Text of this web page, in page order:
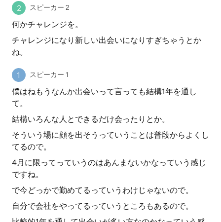
スピーカー 2
何かチャレンジを。
チャレンジになり新しい出会いになりすぎちゃうとか
ね。
スピーカー 1
僕はねもうなんか出会いって言っても結構1年を通し
て。
結構いろんな人とできるだけ会ったりとか。
そういう場に顔を出そうっていうことは普段からよくし
てるので。
4月に限ってっていうのはあんまないかなっていう感じ
ですね。
で今どっかで勤めてるっていうわけじゃないので。
自分で会社をやってるっていうところもあるので。